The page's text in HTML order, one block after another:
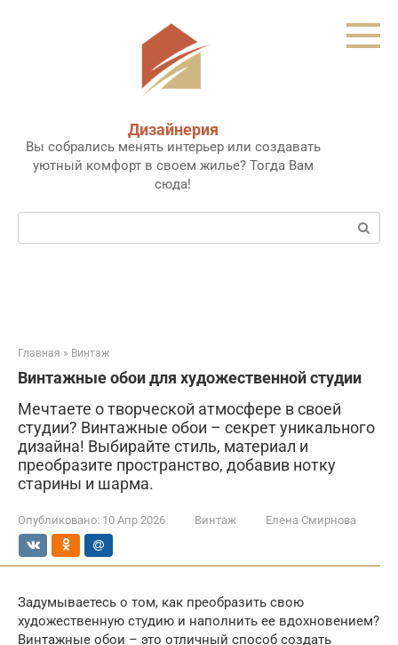
Дизайнерия
Вы собрались менять интерьер или создавать
уютный комфорт в своем жилье? Тогда Вам
сюда!
Поиск:
Главная » Винтаж
Винтажные обои для художественной студии
Мечтаете о творческой атмосфере в своей
студии? Винтажные обои – секрет уникального
дизайна! Выбирайте стиль, материал и
преобразите пространство, добавив нотку
старины и шарма.
Опубликовано: 10 Апр 2026 Винтаж Елена Смирнова
Задумываетесь о том, как преобразить свою
художественную студию и наполнить ее вдохновением?
Винтажные обои – это отличный способ создать